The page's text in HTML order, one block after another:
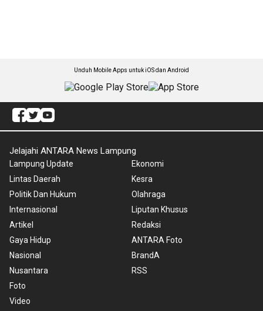
Unduh Mobile Apps untuk iOS dan Android
Jelajahi ANTARA News Lampung
Lampung Update
Lintas Daerah
Politik Dan Hukum
Internasional
Artikel
Gaya Hidup
Nasional
Nusantara
Foto
Video
Ekonomi
Kesra
Olahraga
Liputan Khusus
Redaksi
ANTARA Foto
BrandA
RSS